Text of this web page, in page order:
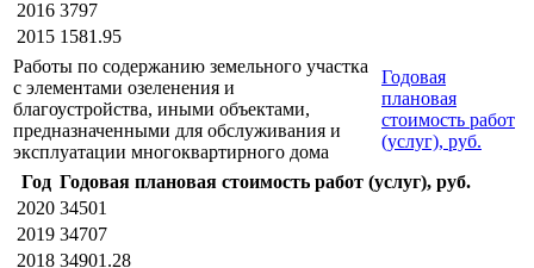
2016 3797
2015 1581.95
Работы по содержанию земельного участка
с элементами озеленения и
благоустройства, иными объектами,
предназначенными для обслуживания и
эксплуатации многоквартирного дома
Годовая
плановая
стоимость работ
(услуг), руб.
Год Годовая плановая стоимость работ (услуг), руб.
2020 34501
2019 34707
2018 34901.28